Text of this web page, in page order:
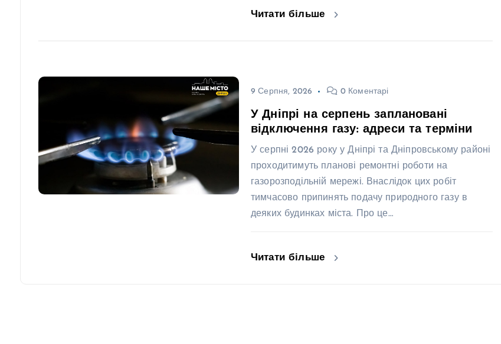
Читати більше
9 Серпня, 2026 0 Коментарі
У Дніпрі на серпень заплановані
відключення газу: адреси та терміни
У серпні 2026 року у Дніпрі та Дніпровському районі
проходитимуть планові ремонтні роботи на
газорозподільній мережі. Внаслідок цих робіт
тимчасово припинять подачу природного газу в
деяких будинках міста. Про це…
Читати більше